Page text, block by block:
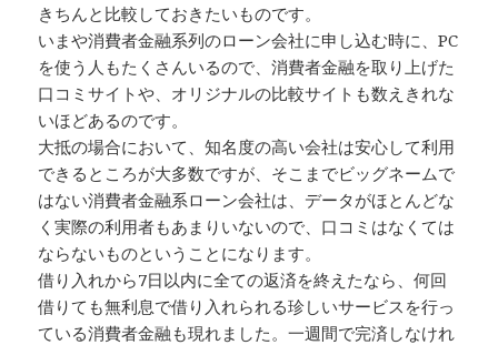
きちんと比較しておきたいものです。
いまや消費者金融系列のローン会社に申し込む時に、PC
を使う人もたくさんいるので、消費者金融を取り上げた
口コミサイトや、オリジナルの比較サイトも数えきれな
いほどあるのです。
大抵の場合において、知名度の高い会社は安心して利用
できるところが大多数ですが、そこまでビッグネームで
はない消費者金融系ローン会社は、データがほとんどな
く実際の利用者もあまりいないので、口コミはなくては
ならないものということになります。
借り入れから7日以内に全ての返済を終えたなら、何回
借りても無利息で借り入れられる珍しいサービスを行っ
ている消費者金融も現れました。一週間で完済しなけれ